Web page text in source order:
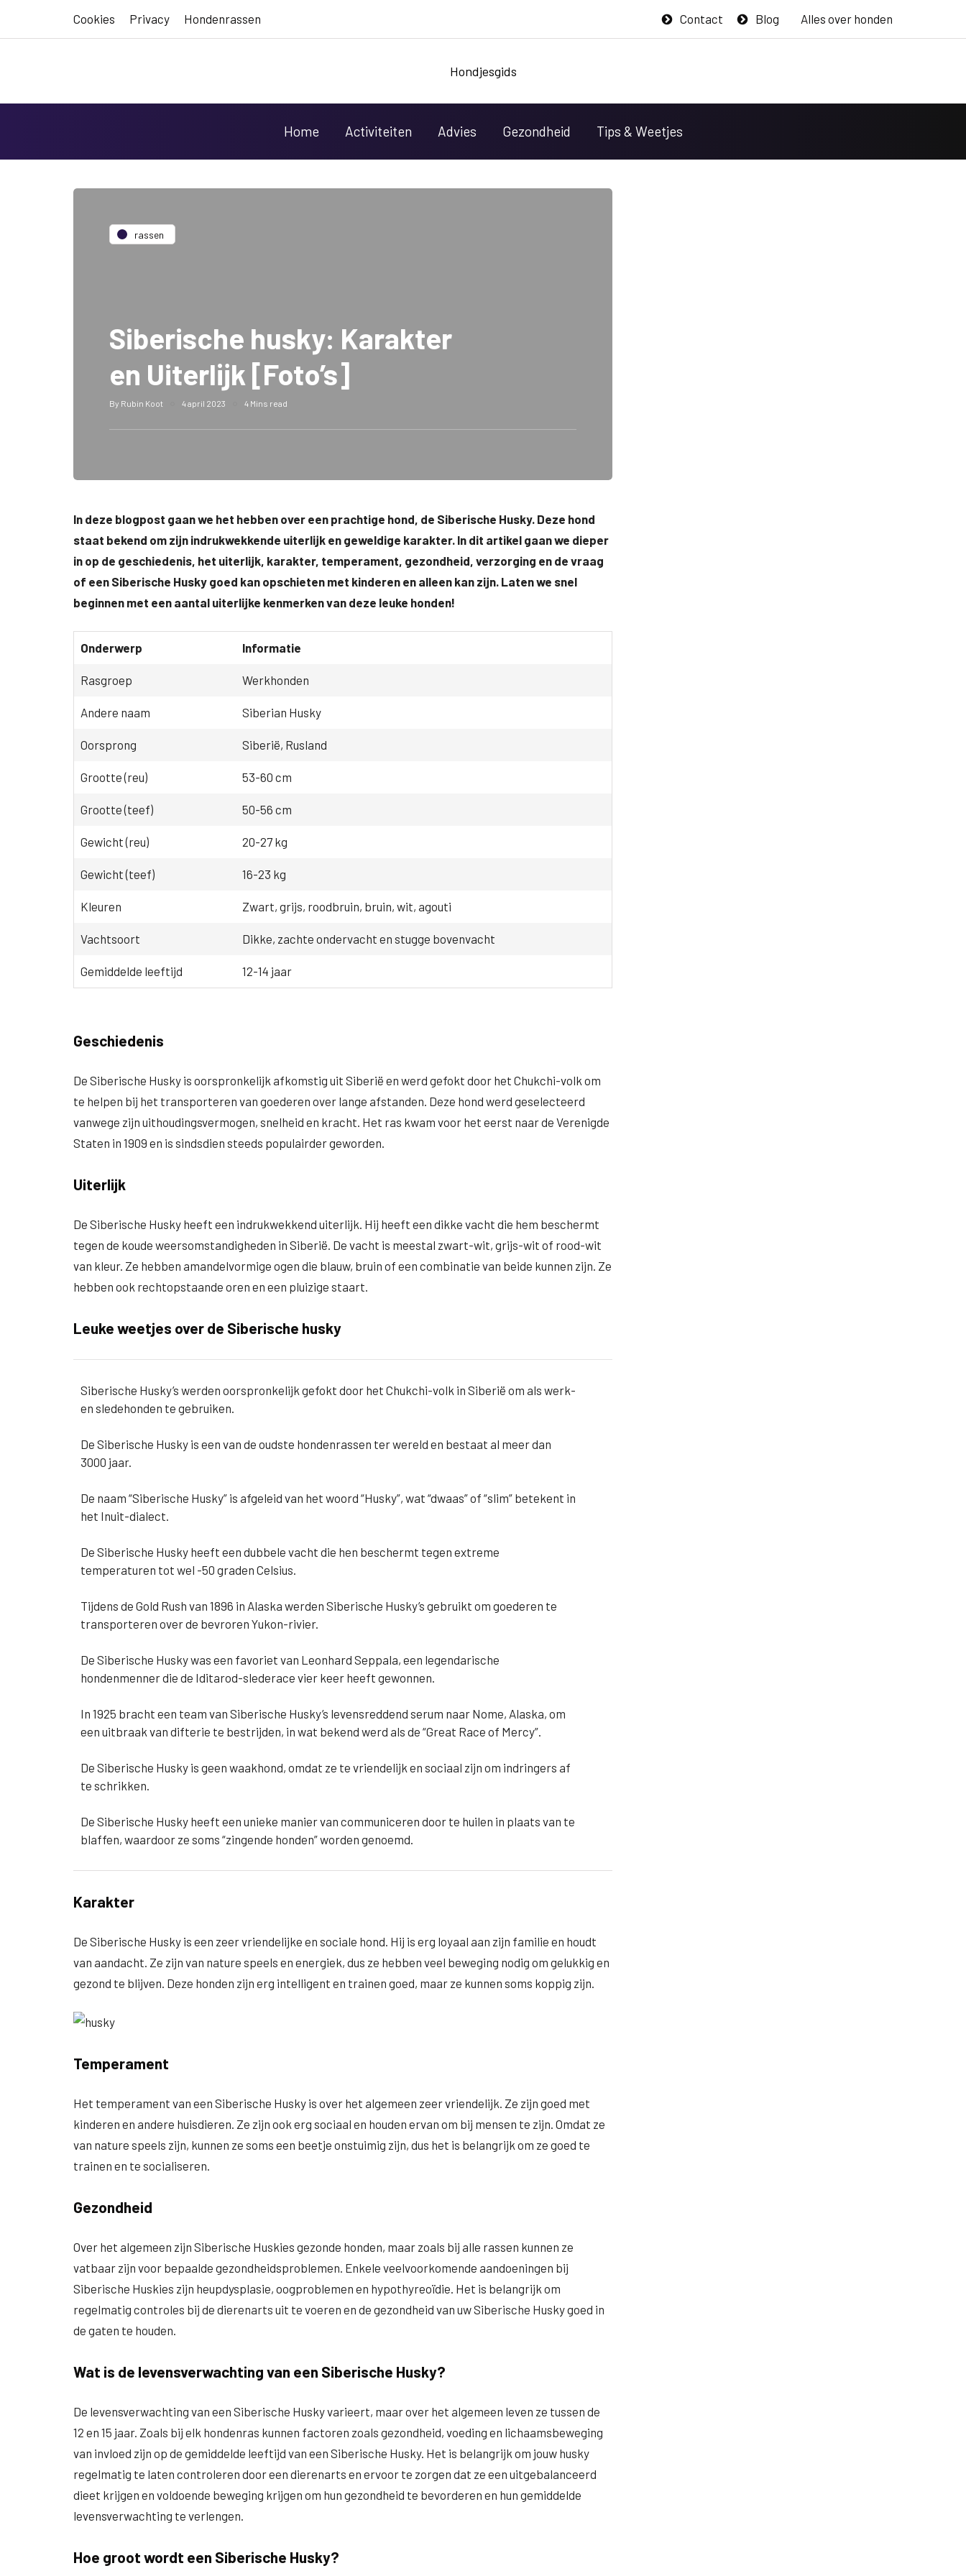
Cookies Privacy Hondenrassen Blog
Contact Alles over honden
Hondjesgids
Home Activiteiten Advies Gezondheid Tips & Weetjes
rassen
Siberische husky: Karakter
en Uiterlijk [Foto’s]
By Rubin Koot 4 april 2023 4 Mins read
In deze blogpost gaan we het hebben over een prachtige hond, de Siberische Husky. Deze hond
staat bekend om zijn indrukwekkende uiterlijk en geweldige karakter. In dit artikel gaan we dieper
in op de geschiedenis, het uiterlijk, karakter, temperament, gezondheid, verzorging en de vraag
of een Siberische Husky goed kan opschieten met kinderen en alleen kan zijn. Laten we snel
beginnen met een aantal uiterlijke kenmerken van deze leuke honden!
Onderwerp Informatie
Rasgroep Werkhonden
Andere naam Siberian Husky
Oorsprong Siberië, Rusland
Grootte (reu) 53-60 cm
Grootte (teef) 50-56 cm
Gewicht (reu) 20-27 kg
Gewicht (teef) 16-23 kg
Kleuren Zwart, grijs, roodbruin, bruin, wit, agouti
Vachtsoort Dikke, zachte ondervacht en stugge bovenvacht
Gemiddelde leeftijd 12-14 jaar
Geschiedenis
De Siberische Husky is oorspronkelijk afkomstig uit Siberië en werd gefokt door het Chukchi-volk om
te helpen bij het transporteren van goederen over lange afstanden. Deze hond werd geselecteerd
vanwege zijn uithoudingsvermogen, snelheid en kracht. Het ras kwam voor het eerst naar de Verenigde
Staten in 1909 en is sindsdien steeds populairder geworden.
Uiterlijk
De Siberische Husky heeft een indrukwekkend uiterlijk. Hij heeft een dikke vacht die hem beschermt
tegen de koude weersomstandigheden in Siberië. De vacht is meestal zwart-wit, grijs-wit of rood-wit
van kleur. Ze hebben amandelvormige ogen die blauw, bruin of een combinatie van beide kunnen zijn. Ze
hebben ook rechtopstaande oren en een pluizige staart.
Leuke weetjes over de Siberische husky
Siberische Husky’s werden oorspronkelijk gefokt door het Chukchi-volk in Siberië om als werk-
en sledehonden te gebruiken.
De Siberische Husky is een van de oudste hondenrassen ter wereld en bestaat al meer dan
3000 jaar.
De naam “Siberische Husky” is afgeleid van het woord “Husky”, wat “dwaas” of “slim” betekent in
het Inuit-dialect.
De Siberische Husky heeft een dubbele vacht die hen beschermt tegen extreme
temperaturen tot wel -50 graden Celsius.
Tijdens de Gold Rush van 1896 in Alaska werden Siberische Husky’s gebruikt om goederen te
transporteren over de bevroren Yukon-rivier.
De Siberische Husky was een favoriet van Leonhard Seppala, een legendarische
hondenmenner die de Iditarod-slederace vier keer heeft gewonnen.
In 1925 bracht een team van Siberische Husky’s levensreddend serum naar Nome, Alaska, om
een uitbraak van difterie te bestrijden, in wat bekend werd als de “Great Race of Mercy”.
De Siberische Husky is geen waakhond, omdat ze te vriendelijk en sociaal zijn om indringers af
te schrikken.
De Siberische Husky heeft een unieke manier van communiceren door te huilen in plaats van te
blaffen, waardoor ze soms “zingende honden” worden genoemd.
Karakter
De Siberische Husky is een zeer vriendelijke en sociale hond. Hij is erg loyaal aan zijn familie en houdt
van aandacht. Ze zijn van nature speels en energiek, dus ze hebben veel beweging nodig om gelukkig en
gezond te blijven. Deze honden zijn erg intelligent en trainen goed, maar ze kunnen soms koppig zijn.
Temperament
Het temperament van een Siberische Husky is over het algemeen zeer vriendelijk. Ze zijn goed met
kinderen en andere huisdieren. Ze zijn ook erg sociaal en houden ervan om bij mensen te zijn. Omdat ze
van nature speels zijn, kunnen ze soms een beetje onstuimig zijn, dus het is belangrijk om ze goed te
trainen en te socialiseren.
Gezondheid
Over het algemeen zijn Siberische Huskies gezonde honden, maar zoals bij alle rassen kunnen ze
vatbaar zijn voor bepaalde gezondheidsproblemen. Enkele veelvoorkomende aandoeningen bij
Siberische Huskies zijn heupdysplasie, oogproblemen en hypothyreoïdie. Het is belangrijk om
regelmatig controles bij de dierenarts uit te voeren en de gezondheid van uw Siberische Husky goed in
de gaten te houden.
Wat is de levensverwachting van een Siberische Husky?
De levensverwachting van een Siberische Husky varieert, maar over het algemeen leven ze tussen de
12 en 15 jaar. Zoals bij elk hondenras kunnen factoren zoals gezondheid, voeding en lichaamsbeweging
van invloed zijn op de gemiddelde leeftijd van een Siberische Husky. Het is belangrijk om jouw husky
regelmatig te laten controleren door een dierenarts en ervoor te zorgen dat ze een uitgebalanceerd
dieet krijgen en voldoende beweging krijgen om hun gezondheid te bevorderen en hun gemiddelde
levensverwachting te verlengen.
Hoe groot wordt een Siberische Husky?